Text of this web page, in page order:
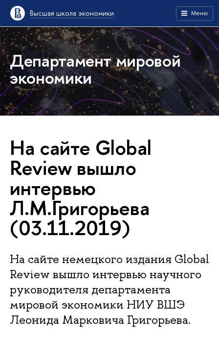
Высшая школа экономики Меню
Департамент мировой
экономики
На сайте Global
Review вышло
интервью
Л.М.Григорьева
(03.11.2019)
На сайте немецкого издания Global
Review вышло интервью научного
руководителя департамента
мировой экономики НИУ ВШЭ
Леонида Марковича Григорьева.